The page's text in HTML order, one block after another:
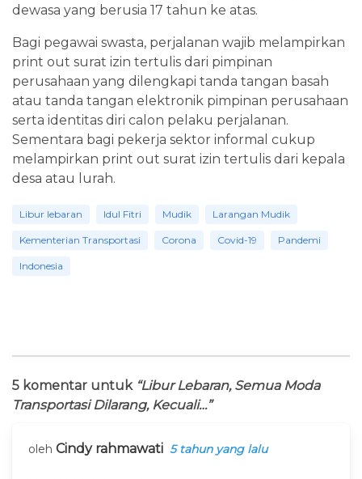
dewasa yang berusia 17 tahun ke atas.
Bagi pegawai swasta, perjalanan wajib melampirkan
print out surat izin tertulis dari pimpinan
perusahaan yang dilengkapi tanda tangan basah
atau tanda tangan elektronik pimpinan perusahaan
serta identitas diri calon pelaku perjalanan.
Sementara bagi pekerja sektor informal cukup
melampirkan print out surat izin tertulis dari kepala
desa atau lurah.
Libur lebaran Idul Fitri Mudik Larangan Mudik
Kementerian Transportasi Corona Covid-19 Pandemi
Indonesia
5 komentar untuk “Libur Lebaran, Semua Moda
Transportasi Dilarang, Kecuali…”
oleh Cindy rahmawati 5 tahun yang lalu